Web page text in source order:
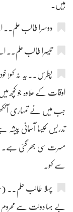
ہیں۔
دوسرا طالب علم۔۔
تیسرا طالب علم۔۔
پطرس۔۔ یہ نہ کہو!
اوقات کے علاوہ جو کچھ
جب میں نے تمہاری
تدریس کیسا آسمانی
مسرت سی بھر گئی ہے۔ مجھ
سے کہو۔
پہلا طالب علم۔۔
بے بہا دولت سے